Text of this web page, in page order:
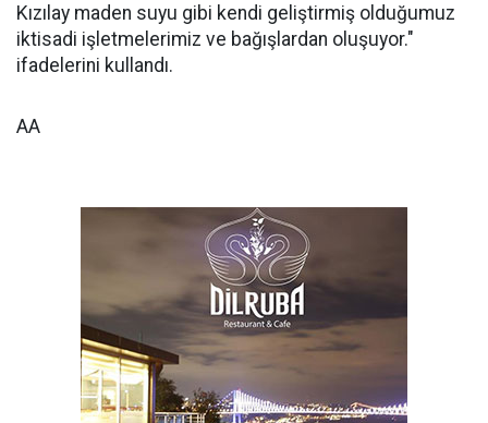
Kızılay maden suyu gibi kendi geliştirmiş olduğumuz
iktisadi işletmelerimiz ve bağışlardan oluşuyor."
ifadelerini kullandı.
AA